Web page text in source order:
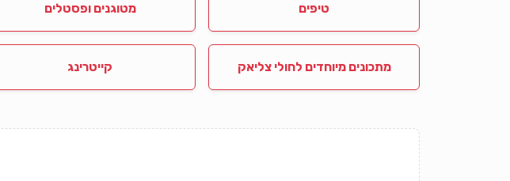
טיפים מטוגנים ופסטלים
מתכונים מיוחדים לחולי צליאק קייטרינג